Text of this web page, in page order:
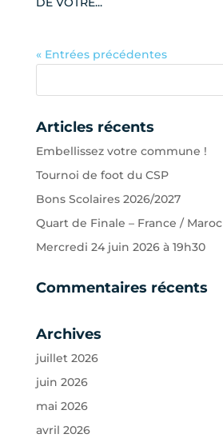
« Entrées précédentes
Articles récents
Embellissez votre commune !
Tournoi de foot du CSP
Bons Scolaires 2026/2027
Quart de Finale – France / Maroc
Mercredi 24 juin 2026 à 19h30
Commentaires récents
Archives
juillet 2026
juin 2026
mai 2026
avril 2026